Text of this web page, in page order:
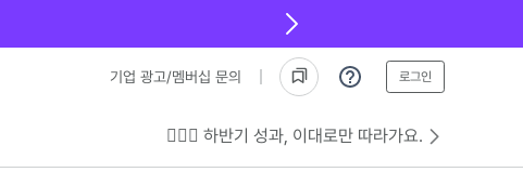
기업 광고/멤버십 문의 로그인
💁🏻‍♂️ 하반기 성과, 이대로만 따라가요.